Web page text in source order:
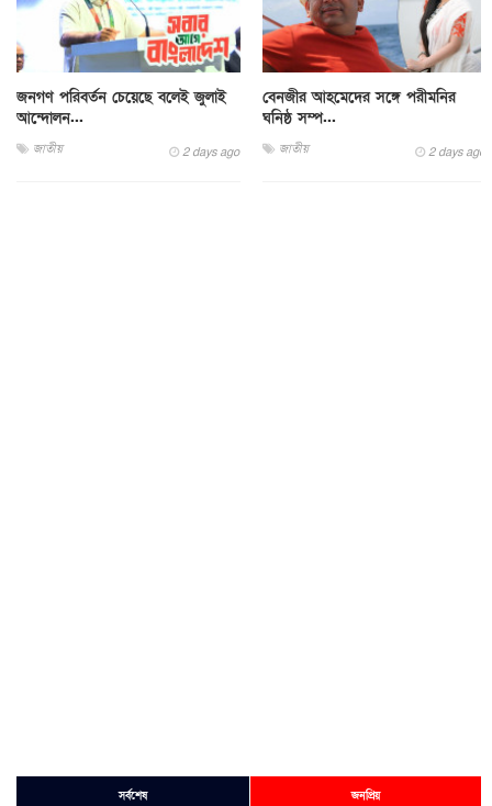
জনগণ পরিবর্তন চেয়েছে বলেই জুলাই
আন্দোলন...
জাতীয় 2 days ago
বেনজীর আহমেদের সঙ্গে পরীমনির
ঘনিষ্ঠ সম্প...
জাতীয় 2 days ago
সর্বশেষ জনপ্রিয়